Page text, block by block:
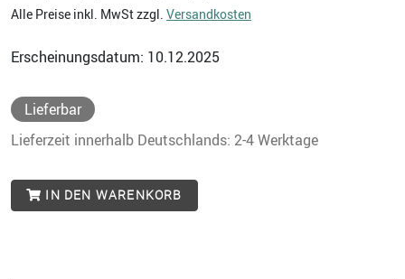
Alle Preise inkl. MwSt zzgl. Versandkosten
Erscheinungsdatum: 10.12.2025
Lieferbar
Lieferzeit innerhalb Deutschlands: 2-4 Werktage
IN DEN WARENKORB